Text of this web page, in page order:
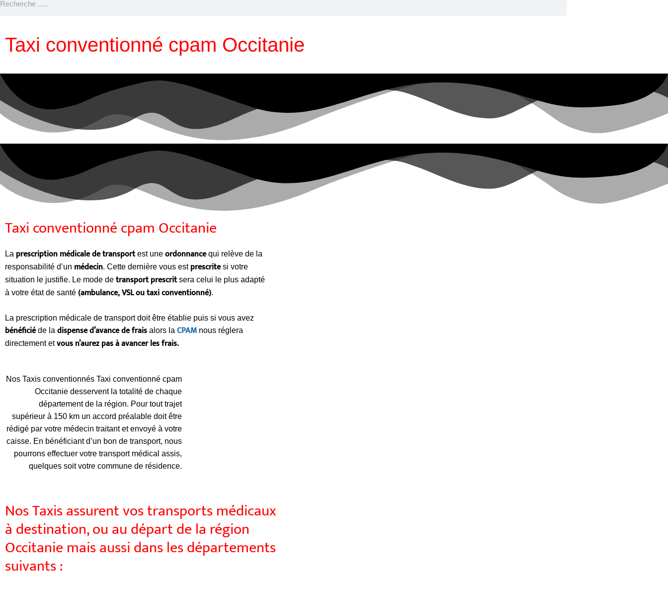
Taxi conventionné cpam Occitanie
Taxi conventionné cpam Occitanie
La prescription médicale de transport est une ordonnancequi relève de la
responsabilité d’un médecin. Cette dernière vous est prescritesi votre
situation le justifie. Le mode de transport prescrit sera celui le plus adapté
à votre état de santé (ambulance, VSL ou taxi conventionné).
La prescription médicale de transport doit être établie puis si vous avez
bénéficiéde la dispense d’avance de frais alors la CPAM nous réglera
directement etvous n’aurez pas à avancer les frais.
Nos Taxis conventionnés Taxi conventionné cpam
Occitanie desservent la totalité de chaque
département de la région. Pour tout trajet
supérieur à 150 km un accord préalable doit être
rédigé par votre médecin traitant et envoyé à votre
caisse. En bénéficiant d’un bon de transport, nous
pourrons effectuer votre transport médical assis,
quelques soit votre commune de résidence.
Nos Taxis assurent vos transports médicaux
à destination, ou au départ de la région
Occitanie mais aussi dans les départements
suivants :